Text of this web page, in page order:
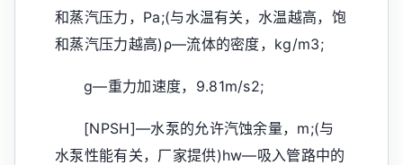
和蒸汽压力，Pa;(与水温有关，水温越高，饱
和蒸汽压力越高)ρ—流体的密度，kg/m3;
g—重力加速度，9.81m/s2;
[NPSH]—水泵的允许汽蚀余量，m;(与
水泵性能有关，厂家提供)hw—吸入管路中的